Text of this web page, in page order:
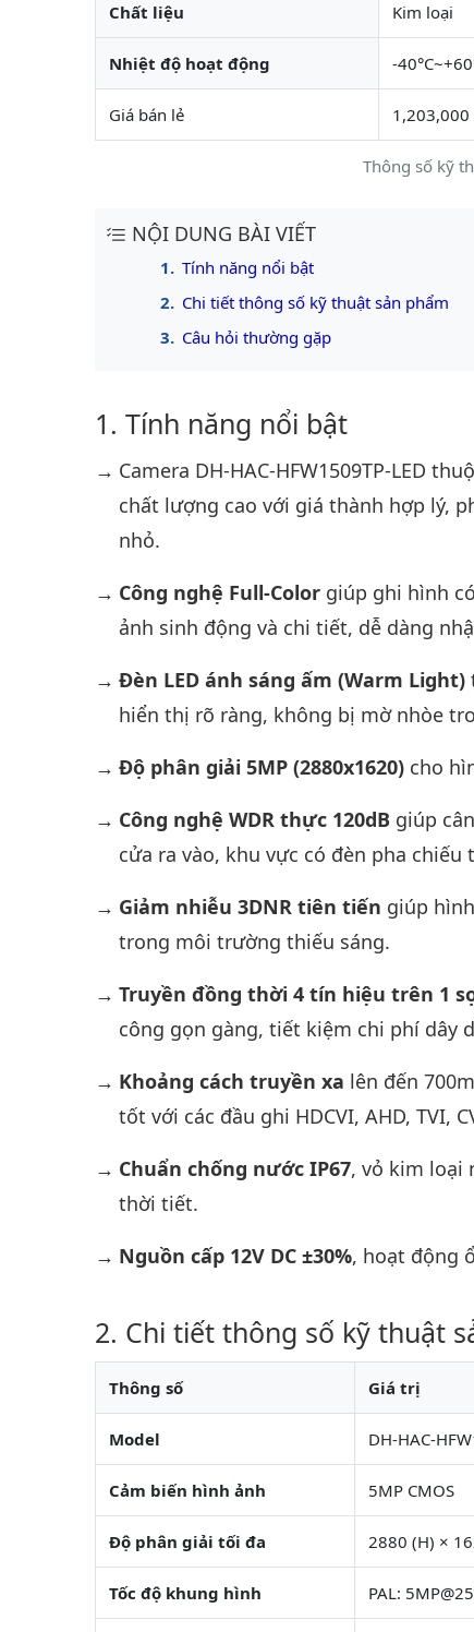
Thông số kỹ
Chất liệu Kim loại
Nhiệt độ hoạt động -
Giá bán lẻ 1,203,000
NỘI DUNG BÀI VIẾT
Tính năng nổi bật
Chi tiết thông số kỹ thuật sản phẩm
Câu hỏi thường gặp
Tính năng nổi bật
Camera DH-HAC-HFW1509TP-LED
chất lượng cao với giá thành hợp lý,
nhỏ.
Công nghệ Full-Colorgiúp ghi hình
ảnh sinh động và chi tiết, dễ dàng
Đèn LED ánh sáng ấm (Warm Light)
hiển thị rõ ràng, không bị mờ nhòe
Độ phân giải 5MP (2880x1620)cho
Công nghệ WDR thực 120dB giúp
cửa ra vào, khu vực có đèn pha chiếu
Giảm nhiễu 3DNR tiên tiến giúp
trong môi trường thiếu sáng.
Truyền đồng thời 4 tín hiệu trên 1
công gọn gàng, tiết kiệm chi phí dây
Khoảng cách truyền xa lên đến
tốt với các đầu ghi HDCVI, AHD, TVI,
Chuẩn chống nước IP67, vỏ kim loại
thời tiết.
Nguồn cấp 12V DC ±30%, hoạt động
Chi tiết thông số kỹ thuật
Thông số Giá trị
Model DH-HAC-
Cảm biến hình ảnh 5MP CMOS
Độ phân giải tối đa 2880 (H) ×
Tốc độ khung hình PAL: